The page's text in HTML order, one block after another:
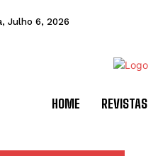
Julho 6, 2026
HOME REVISTAS